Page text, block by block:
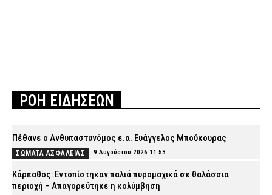
ΡΟΗ ΕΙΔΗΣΕΩΝ
Πέθανε ο Ανθυπαστυνόμος ε.α. Ευάγγελος Μπούκουρας
ΣΩΜΑΤΑ ΑΣΦΑΛΕΙΑΣ 9 Αυγούστου 2026 11:53
Κάρπαθος: Εντοπίστηκαν παλιά πυρομαχικά σε θαλάσσια
περιοχή – Απαγορεύτηκε η κολύμβηση